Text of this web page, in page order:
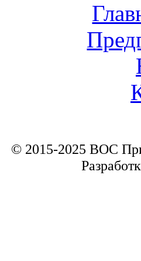
© 2015-2025 ВОС